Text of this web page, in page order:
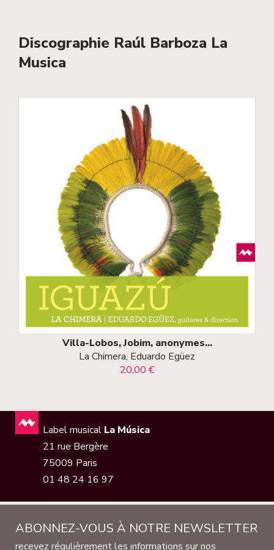
Discographie Raúl Barboza La
Musica
Villa-Lobos, Jobim, anonymes...
La Chimera, Eduardo Egüez
20,00 €
Label musical La Música
21 rue Bergère
75009 Paris
01 48 24 16 97
ABONNEZ-VOUS À NOTRE NEWSLETTER
recevez régulièrement les informations sur nos